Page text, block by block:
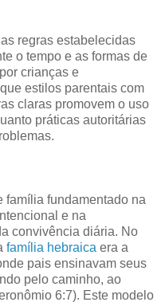
regras estabelecidas
o tempo e as formas de
crianças e
estilos parentais com
claras promovem o uso
práticas autoritárias
família fundamentado na
e na
convivência diária. No
família hebraica era a
pais ensinavam seus
pelo caminho, ao
6:7). Este modelo